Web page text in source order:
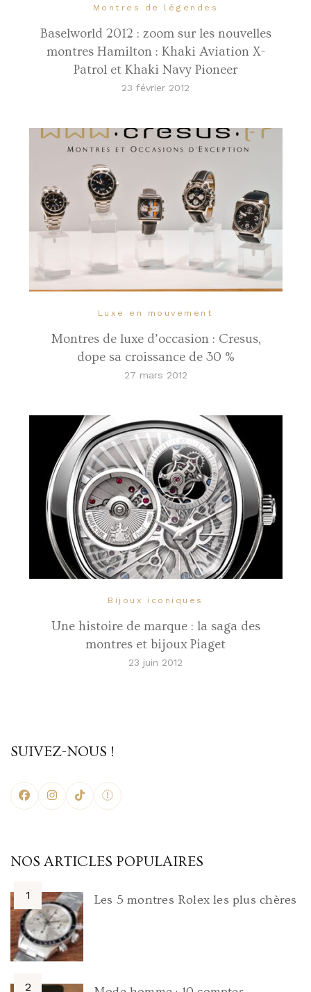
Montres de légendes
Baselworld 2012 : zoom sur les nouvelles
montres Hamilton : Khaki Aviation X-
Patrol et Khaki Navy Pioneer
23 février 2012
Luxe en mouvement
Montres de luxe d’occasion : Cresus,
dope sa croissance de 30 %
27 mars 2012
Bijoux iconiques
Une histoire de marque : la saga des
montres et bijoux Piaget
23 juin 2012
SUIVEZ-NOUS !
NOS ARTICLES POPULAIRES
Les 5 montres Rolex les plus chères